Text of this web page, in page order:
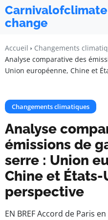
Carnivalofclimate
change
Accueil
Changements
Analyse comparative des
Union européenne, Chine et
Changements climatiques
Analyse
émissions de
serre : Union
Chine et États-
perspective
EN BREF Accord de Paris